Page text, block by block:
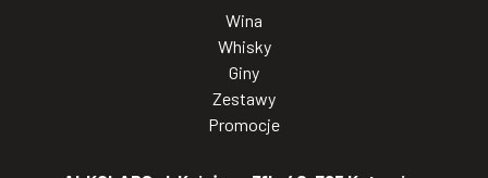
Wina
Whisky
Giny
Zestawy
Promocje